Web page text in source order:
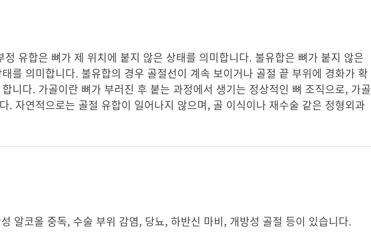
유합은 뼈가 제 위치에 붙지 않은 상태를 의미합니다. 불유합은 뼈가 붙지 않은
를 의미합니다. 불유합의 경우 골절선이 계속 보이거나 골절 끝 부위에 경화가 확
니다. 가골이란 뼈가 부러진 후 붙는 과정에서 생기는 정상적인 뼈 조직으로, 가골
. 자연적으로는 골절 유합이 일어나지 않으며, 골 이식이나 재수술 같은 정형외과
알코올 중독, 수술 부위 감염, 당뇨, 하반신 마비, 개방성 골절 등이 있습니다.